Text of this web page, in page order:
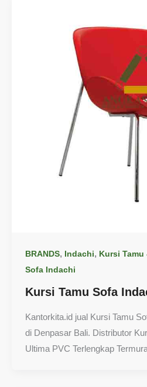
BRANDS, Indachi, Kursi Tamu
Sofa Indachi
Kursi Tamu Sofa
Kantorkita.id jual Kursi Tamu
di Denpasar Bali. Distributor
Ultima PVC Terlengkap